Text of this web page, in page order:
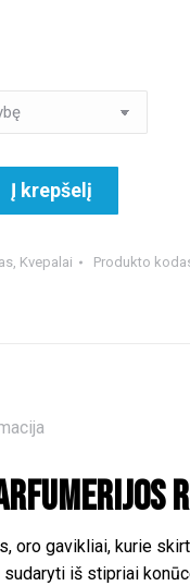
Į krepšelį
, Kvepalai Produkto
oro gavikliai, kurie
sudaryti iš stipriai